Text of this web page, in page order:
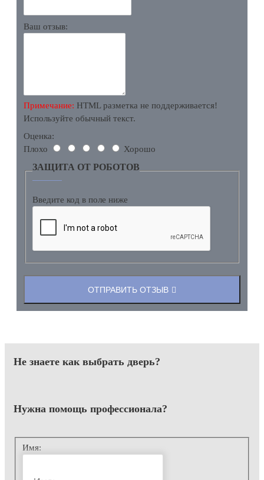
Ваш отзыв:
Примечание: HTML разметка не поддерживается!
Используйте обычный текст.
Оценка:
Плохо
Хорошо
ЗАЩИТА ОТ РОБОТОВ
Введите код в поле ниже
ОТПРАВИТЬ ОТЗЫВ
Не знаете как выбрать дверь?
Нужна помощь профессионала?
Имя: